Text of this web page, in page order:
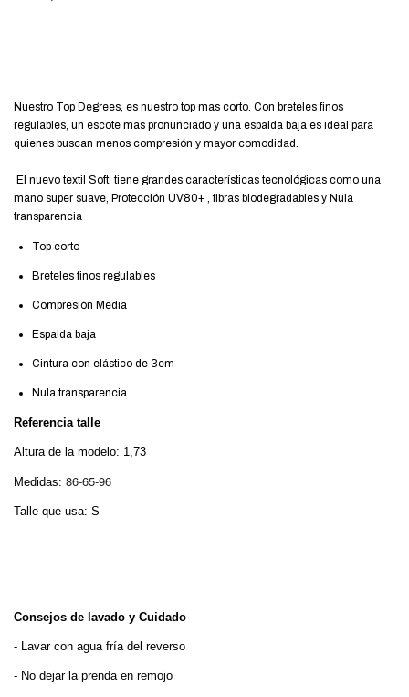
Nuestro Top Degrees, es nuestro top mas corto. Con breteles finos
regulables, un escote mas pronunciado y una espalda baja es ideal para
quienes buscan menos compresión y mayor comodidad.
El nuevo textil Soft, tiene grandes características tecnológicas como una
mano super suave, Protección UV80+ , fibras biodegradables y Nula
transparencia
Top corto
Breteles finos regulables
Compresión Media
Espalda baja
Cintura con elástico de 3cm
Nula transparencia
Referencia talle
Altura de la modelo: 1,73
Medidas: 86-65-96
Talle que usa: S
Consejos de lavado y Cuidado
- Lavar con agua fría del reverso
- No dejar la prenda en remojo